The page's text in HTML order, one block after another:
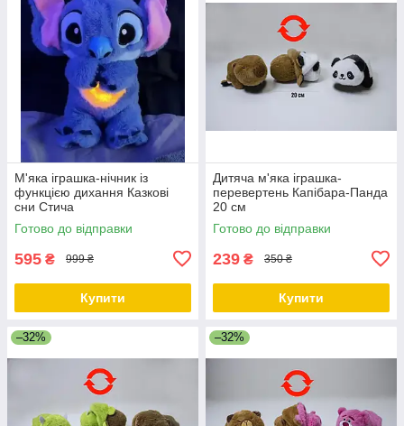
М'яка іграшка-нічник із
функцією дихання Казкові
сни Стича
Готово до відправки
595 ₴ 999 ₴
Купити
Дитяча м'яка іграшка-
перевертень Капібара-Панда
20 см
Готово до відправки
239 ₴ 350 ₴
Купити
–32% –32%